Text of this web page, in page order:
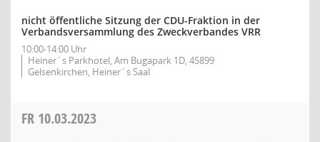
nicht öffentliche Sitzung der CDU-Fraktion in der
Verbandsversammlung des Zweckverbandes VRR
10:00-14:00 Uhr
Heiner´s Parkhotel, Am Bugapark 1D, 45899
Gelsenkirchen, Heiner´s Saal
FR 10.03.2023